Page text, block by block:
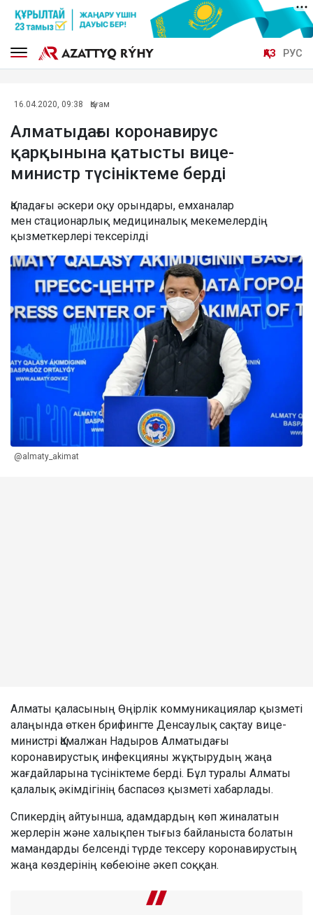
ҚАЗ РУС
16.04.2020, 09:38 Қоғам
Алматыдағы коронавирус
қарқынына қатысты вице-
министр түсініктеме берді
Қаладағы әскери оқу орындары, емханалар
мен стационарлық медициналық мекемелердің
қызметкерлері тексерілді
@almaty_akimat
Алматы қаласының Өңірлік коммуникациялар қызметі
алаңында өткен брифингте Денсаулық сақтау вице-
министрі Қамалжан Надыров Алматыдағы
коронавирустық инфекцияны жұқтырудың жаңа
жағдайларына түсініктеме берді. Бұл туралы Алматы
қалалық әкімдігінің баспасөз қызметі хабарлады.
Спикердің айтуынша, адамдардың көп жиналатын
жерлерін және халықпен тығыз байланыста болатын
мамандарды белсенді түрде тексеру коронавирустың
жаңа көздерінің көбеюіне әкеп соққан.